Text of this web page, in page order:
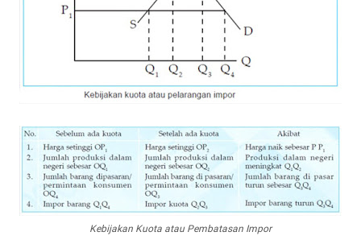
Kebijakan Kuota atau Pembatasan Impor